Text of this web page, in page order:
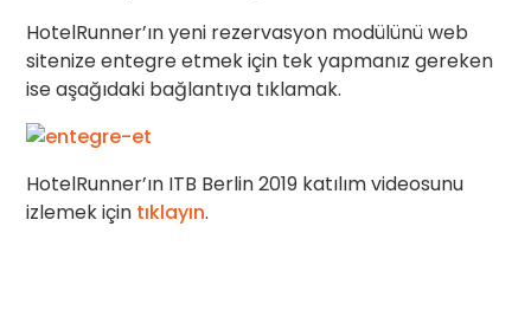
HotelRunner’ın yeni rezervasyon modülünü web
sitenize entegre etmek için tek yapmanız gereken
ise aşağıdaki bağlantıya tıklamak.
HotelRunner’ın ITB Berlin 2019 katılım videosunu
izlemek için tıklayın.